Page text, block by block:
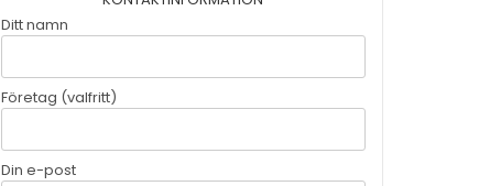
Ditt namn
Företag (valfritt)
Din e-post